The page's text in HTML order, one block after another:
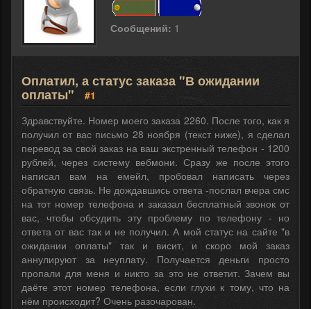
Сообщений: 1
Оплатил, а статус заказа "В ожидании
оплаты"
#1
Здравствуйте. Номер моего заказа 2260. После того, как я
получил от вас письмо 28 ноября (текст ниже), я сделал
перевод за свой заказ на ваш экстренный телефон - 1200
рублей, через систему вебмони. Сразу же после этого
написал вам на емейл, пробовал написать через
обратную связь. Не дождавшись ответа -послал вчера смс
на тот номер телефона и заказал бесплатный звонок от
вас, чтобы обсудить эту проблему по телефону - но
ответа от вас так и не получил. А мой статус на сайте "в
ожидании оплаты" так и висит, и скоро мой заказ
аннулируют за неуплату. Получается деньги просто
пропали для меня и никто за это не ответит. Зачем вы
даёте этот номер телефона, если глухи к тому, что на
нём происходит? Очень разочарован.